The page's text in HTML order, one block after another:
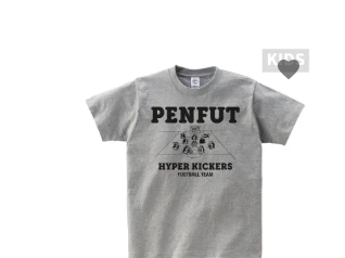
favorite